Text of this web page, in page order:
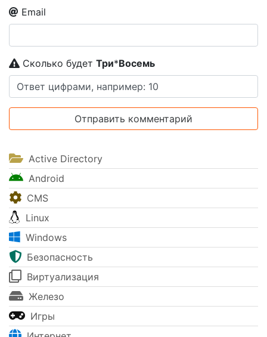
Email
Сколько будет Tpи*Boceмь
Active Directory
Android
CMS
Linux
Windows
Безопасность
Виртуализация
Железо
Игры